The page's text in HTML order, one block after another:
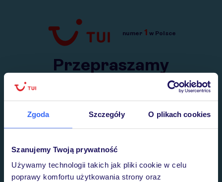
Zgoda Szczegóły O plikach cookies
Szanujemy Twoją prywatność
Używamy technologii takich jak pliki cookie w celu
poprawy komfortu użytkowania strony oraz
Przejdź do TUI.pl
numer 1 w Polsce
Przepraszamy
Wysłaliśmy nasz serwis na krótkie wakacje.